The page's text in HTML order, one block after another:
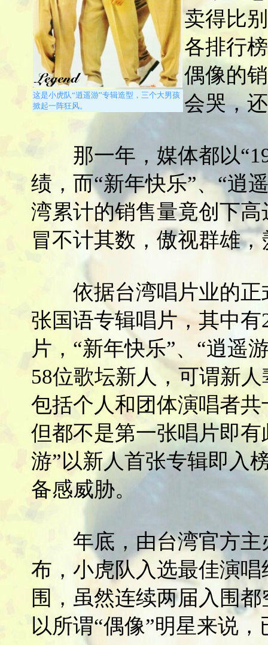
这是小虎队“逍遥游”专辑造型，三个大男孩
掀起一阵狂风。
卖得比
各排行
偶像的
会哭，
那一年，媒体都以
绩，而“新年快乐”、“逍
湾累计的销售量竟创下
冒不计其数，傲视群雄
依据台湾唱片业的正
张国语专辑唱片，其中
片，“新年快乐”、“逍遥
58位歌坛新人，可谓新
包括个人和团体演唱者
但都不是第一张唱片即
游”以新人首张专辑即入
备感威胁。
年底，由台湾官方主
布，小虎队入选最佳演
围，虽然连续两届入围
以所谓“偶像”明星来说